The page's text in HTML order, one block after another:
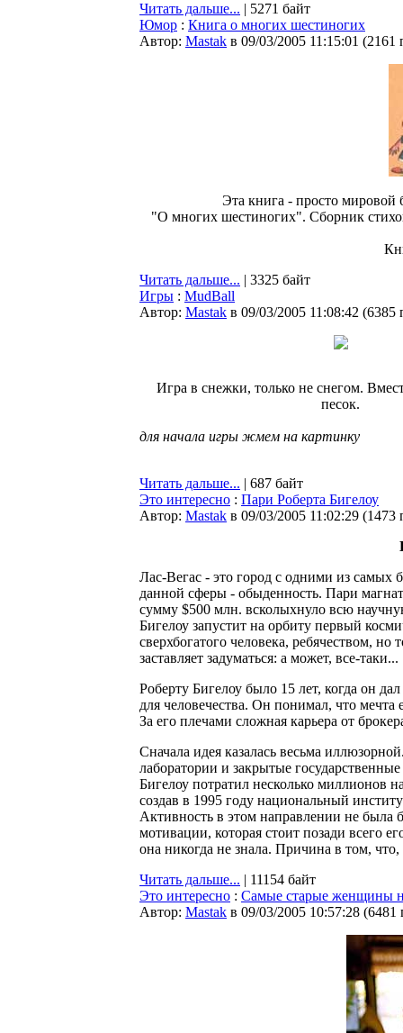
Читать дальше... | 5271 байт
Юмор : Книга о многих шестиногих
Автор: Мastak в 09/03/2005 11:15:01 (2161
Эта книга - просто мировой
"О многих шестиногих". Сборник
Читать дальше... | 3325 байт
Игры : MudBall
Автор: Мastak в 09/03/2005 11:08:42 (6385
Игра в снежки, только не снегом.
песок.
для начала игры жмем на картинку
Читать дальше... | 687 байт
Это интересно : Пари Роберта Бигелоу
Автор: Мastak в 09/03/2005 11:02:29 (1473
Лас-Вегас - это город с одними из
данной сферы - обыденность. Пари
сумму $500 млн. всколыхнуло всю
Бигелоу запустит на орбиту первый
сверхбогатого человека, ребячеством,
заставляет задуматься: а может, все-таки...
Роберту Бигелоу было 15 лет, когда он
для человечества. Он понимал, что мечта
За его плечами сложная карьера от
Сначала идея казалась весьма
лаборатории и закрытые
Бигелоу потратил несколько миллионов
создав в 1995 году национальный
Активность в этом направлении не была
мотивации, которая стоит позади всего
она никогда не знала. Причина в том,
Читать дальше... | 11154 байт
Это интересно : Самые старые женщины
Автор: Мastak в 09/03/2005 10:57:28 (6481